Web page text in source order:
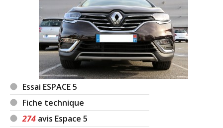
Essai ESPACE 5
Fiche technique
274 avis Espace 5